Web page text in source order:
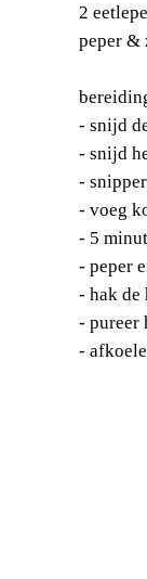
2
peper &
- snijd
- snijd
-
- voeg
- 5
- peper
- hak de
- pureer
-